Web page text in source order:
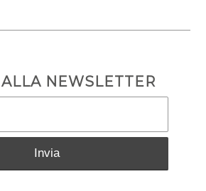
NEWSLETTER